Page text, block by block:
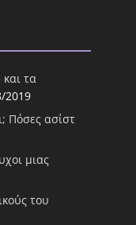
τα
2019
Πόσες ασίστ
μιας
του